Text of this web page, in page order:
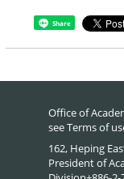
Share
Office of
seeTerms of
162, Heping
President of